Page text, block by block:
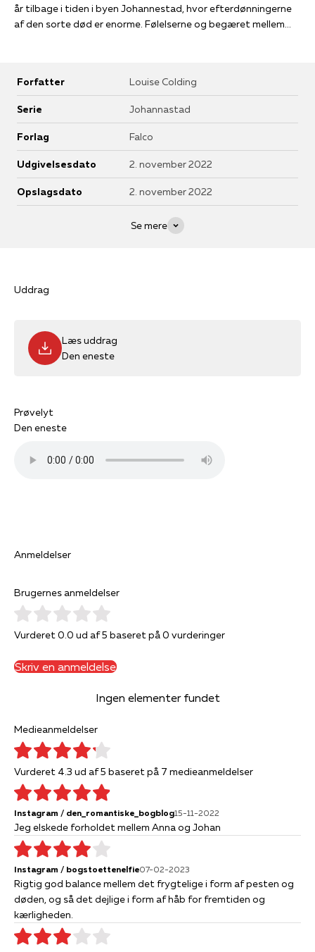
år tilbage i tiden i byen Johannestad, hvor efterdønningerne
af den sorte død er enorme. Følelserne og begæret mellem
Forfatter Louise Colding
Serie Johannastad
Forlag Falco
Udgivelsesdato 2. november 2022
Opslagsdato 2. november 2022
Se mere
Uddrag
Læs uddrag
Den eneste
Prøvelyt
Den eneste
Anmeldelser
Brugernes anmeldelser
Vurderet 0.0 ud af 5 baseret på 0 vurderinger
Skriv en anmeldelse
Ingen elementer fundet
Medieanmeldelser
Vurderet 4.3 ud af 5 baseret på 7 medieanmeldelser
Instagram / den_romantiske_bogblog15-11-2022
Jeg elskede forholdet mellem Anna og Johan
Instagram / bogstoettenelfie07-02-2023
Rigtig god balance mellem det frygtelige i form af pesten og
døden, og så det dejlige i form af håb for fremtiden og
kærligheden.